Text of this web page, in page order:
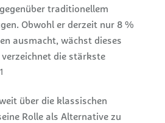
traditionellem
Obwohl er derzeit nur 8 %
ausmacht, wächst dieses
die stärkste
1
über die klassischen
Rolle als Alternative zu